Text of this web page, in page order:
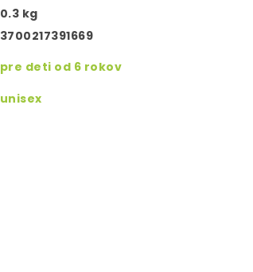
0.3 kg
3700217391669
pre deti od 6 rokov
unisex